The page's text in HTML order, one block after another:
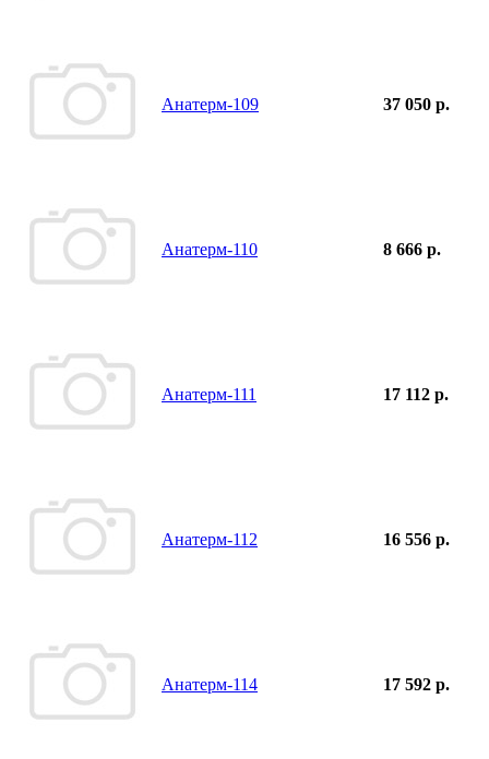
Анатерм-109 37 050 р.
Анатерм-110 8 666 р.
Анатерм-111 17 112 р.
Анатерм-112 16 556 р.
Анатерм-114 17 592 р.